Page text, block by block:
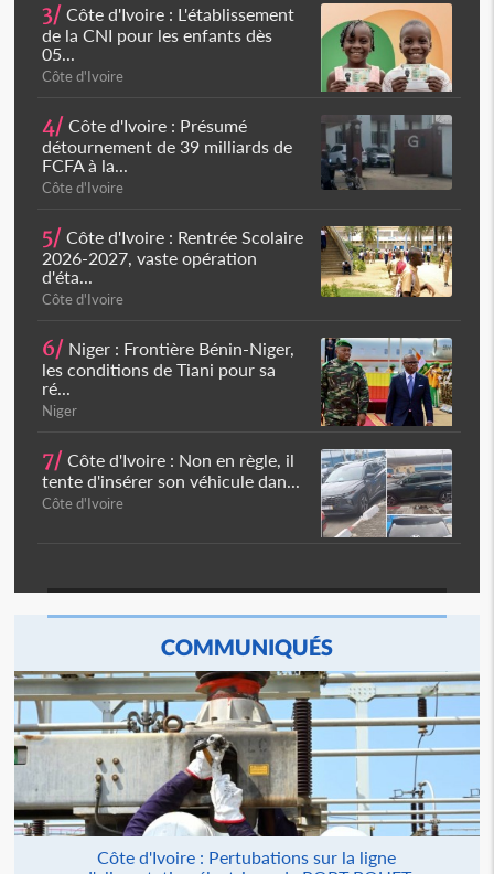
3/ Côte d'Ivoire : L'établissement
de la CNI pour les enfants dès
05...
Côte d'Ivoire
4/ Côte d'Ivoire : Présumé
détournement de 39 milliards de
FCFA à la...
Côte d'Ivoire
5/ Côte d'Ivoire : Rentrée Scolaire
2026-2027, vaste opération
d'éta...
Côte d'Ivoire
6/ Niger : Frontière Bénin-Niger,
les conditions de Tiani pour sa
ré...
Niger
7/ Côte d'Ivoire : Non en règle, il
tente d'insérer son véhicule dan...
Côte d'Ivoire
COMMUNIQUÉS
Côte d'Ivoire : Pertubations sur la ligne